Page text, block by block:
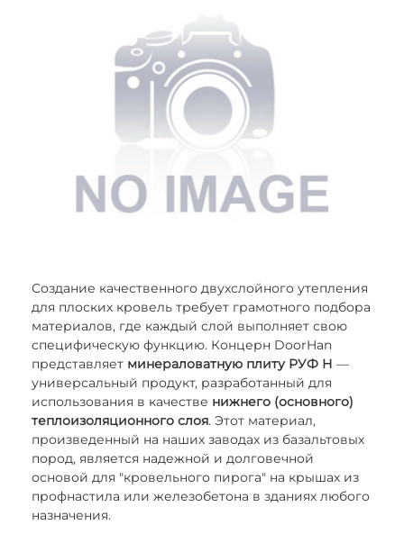
Создание качественного двухслойного утепления
для плоских кровель требует грамотного подбора
материалов, где каждый слой выполняет свою
специфическую функцию. Концерн DoorHan
представляет минераловатную плиту РУФ Н —
универсальный продукт, разработанный для
использования в качестве нижнего (основного)
теплоизоляционного слоя. Этот материал,
произведенный на наших заводах из базальтовых
пород, является надежной и долговечной
основой для "кровельного пирога" на крышах из
профнастила или железобетона в зданиях любого
назначения.